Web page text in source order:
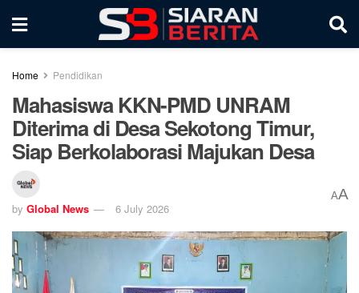
Home Pendidikan
Mahasiswa KKN-PMD UNRAM
Diterima di Desa Sekotong Timur,
Siap Berkolaborasi Majukan Desa
by Global News 6 July 2026
AA